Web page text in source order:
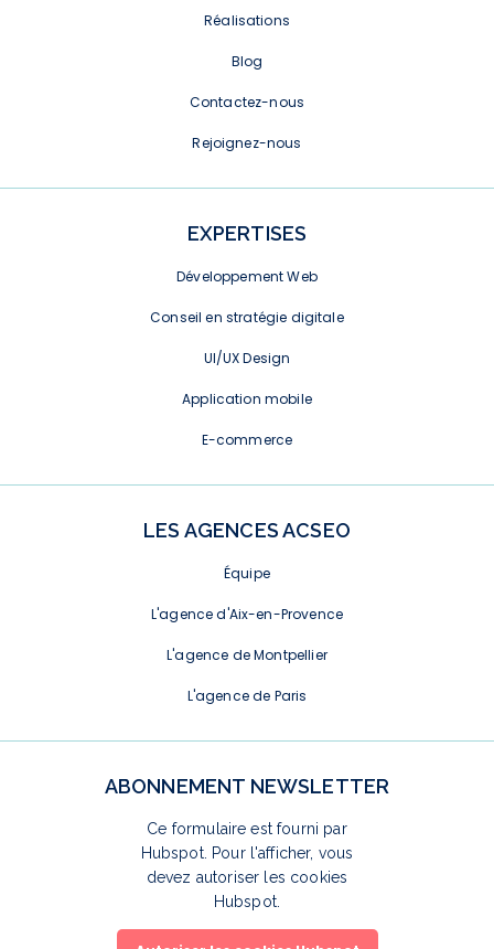
Réalisations
Blog
Contactez-nous
Rejoignez-nous
EXPERTISES
Développement Web
Conseil en stratégie digitale
UI/UX Design
Application mobile
E-commerce
LES AGENCES ACSEO
Équipe
L'agence d'Aix-en-Provence
L'agence de Montpellier
L'agence de Paris
ABONNEMENT NEWSLETTER
Ce formulaire est fourni par
Hubspot. Pour l'afficher, vous
devez autoriser les cookies
Hubspot.